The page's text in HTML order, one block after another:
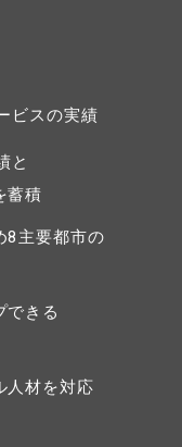
ビスの実績
と
蓄積
8主要都市の
できる
人材を対応